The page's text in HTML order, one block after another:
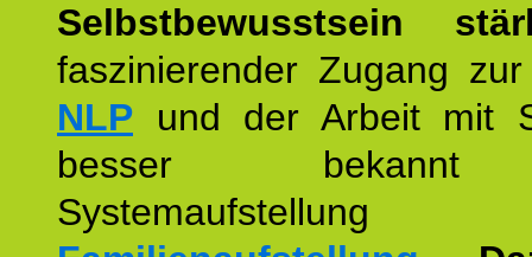
Selbstbewusstsein
faszinierender Zugang
NLP und der Arbeit mit
besser